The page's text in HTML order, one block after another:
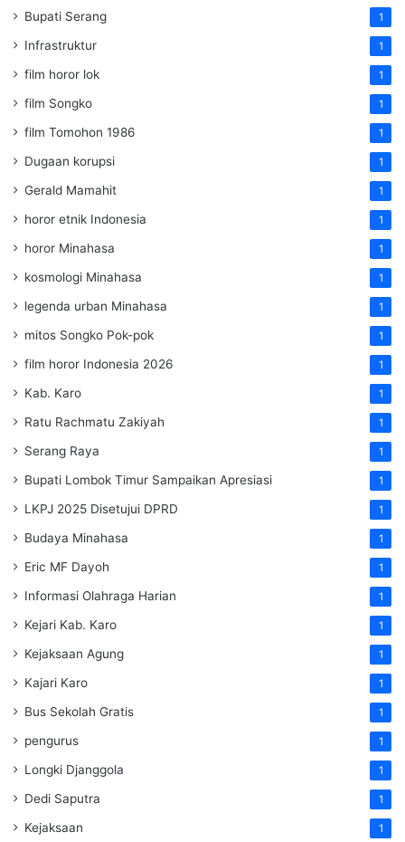
Bupati Serang 1
Infrastruktur 1
film horor lok 1
film Songko 1
film Tomohon 1986 1
Dugaan korupsi 1
Gerald Mamahit 1
horor etnik Indonesia 1
horor Minahasa 1
kosmologi Minahasa 1
legenda urban Minahasa 1
mitos Songko Pok-pok 1
film horor Indonesia 2026 1
Kab. Karo 1
Ratu Rachmatu Zakiyah 1
Serang Raya 1
Bupati Lombok Timur Sampaikan Apresiasi 1
LKPJ 2025 Disetujui DPRD 1
Budaya Minahasa 1
Eric MF Dayoh 1
Informasi Olahraga Harian 1
Kejari Kab. Karo 1
Kejaksaan Agung 1
Kajari Karo 1
Bus Sekolah Gratis 1
pengurus 1
Longki Djanggola 1
Dedi Saputra 1
Kejaksaan 1